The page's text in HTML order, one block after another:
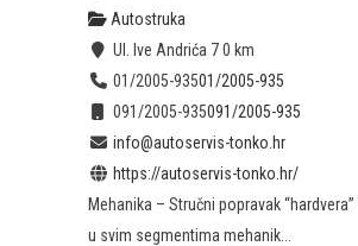
Autostruka
Ul. Ive Andrića 7 0 km
01/2005-93501/2005-935
091/2005-935091/2005-935
info@autoservis-tonko.hr
https://autoservis-tonko.hr/
Mehanika – Stručni popravak
u svim segmentima mehanik...